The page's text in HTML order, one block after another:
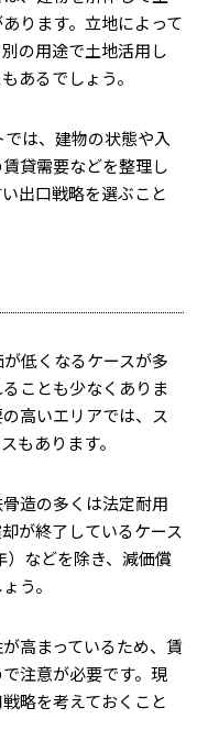
ります。立地によって
の用途で土地活用し
あるでしょう。
は、建物の状態や入
貸需要などを整理し
出口戦略を選ぶこと
低くなるケースが多
ことも少なくありま
高いエリアでは、ス
もあります。
造の多くは法定耐用
が終了しているケース
）などを除き、減価償
う。
高まっているため、賃
注意が必要です。現
略を考えておくこと